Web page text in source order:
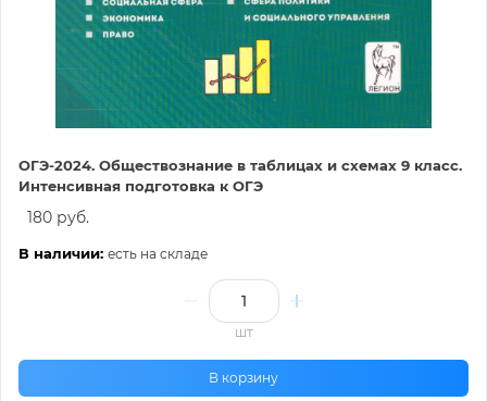
ОГЭ-2024. Обществознание в таблицах и схемах 9 класс.
Интенсивная подготовка к ОГЭ
180 руб.
В наличии: есть на складе
шт
В корзину